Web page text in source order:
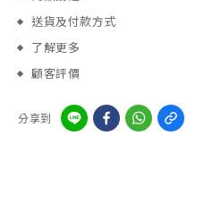
送貨及付款方式
了解更多
顧客評價
分享到